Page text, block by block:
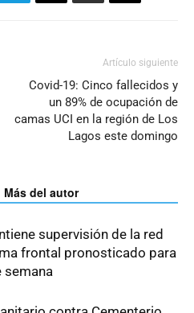
Artículo siguiente
Covid-19: Cinco fallecidos y
un 89% de ocupación de
camas UCI en la región de Los
Lagos este domingo
Más del autor
supervisión de la red
frontal pronosticado para
semana